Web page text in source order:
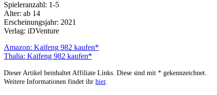
Spieleranzahl: 1-5
Alter: ab 14
Erscheinungsjahr: 2021
Verlag: iDVenture
Amazon: Kaifeng 982 kaufen*
Thalia: Kaifeng 982 kaufen*
Dieser Artikel beinhaltet Affiliate Links. Diese sind mit * gekennzeichnet.
Weitere Informationen findet ihr hier.